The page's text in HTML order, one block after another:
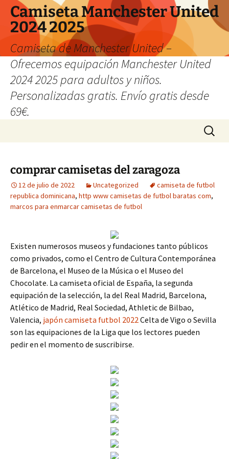
Camiseta Manchester United
2024 2025
Camiseta de Manchester United –
Ofrecemos equipación Manchester United
2024 2025 para adultos y niños.
Personalizadas gratis. Envío gratis desde
69€.
Buscar:
comprar camisetas del zaragoza
12 de julio de 2022 Uncategorized
camiseta de futbol
republica dominicana, http www camisetas de futbol baratas com,
marcos para enmarcar camisetas de futbol
Existen numerosos museos y fundaciones tanto públicos
como privados, como el Centro de Cultura Contemporánea
de Barcelona, el Museo de la Música o el Museo del
Chocolate. La camiseta oficial de España, la segunda
equipación de la selección, la del Real Madrid, Barcelona,
Atlético de Madrid, Real Sociedad, Athletic de Bilbao,
Valencia, japón camiseta futbol 2022Celta de Vigo o Sevilla
son las equipaciones de la Liga que los lectores pueden
pedir en el momento de suscribirse.